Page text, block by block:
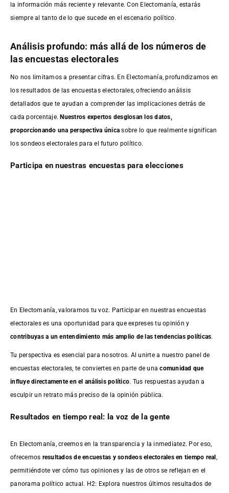
la información más reciente y relevante. Con Electomanía, estarás
siempre al tanto de lo que sucede en el escenario político.
Análisis profundo: más allá de los números de
las encuestas electorales
No nos limitamos a presentar cifras. En Electomanía, profundizamos en
los resultados de las encuestas electorales, ofreciendo análisis
detallados que te ayudan a comprender las implicaciones detrás de
cada porcentaje.Nuestros expertos desglosan los datos,
proporcionando una perspectiva única sobre lo que realmente significan
los sondeos electorales para el futuro político.
Participa en nuestras encuestas para elecciones
En Electomanía, valoramos tu voz. Participar en nuestras encuestas
electorales es una oportunidad para que expreses tu opinión y
contribuyas a un entendimiento más amplio de las tendencias políticas.
Tu perspectiva es esencial para nosotros. Al unirte a nuestro panel de
encuestas electorales, te conviertes en parte de unacomunidad que
influye directamente en el análisis político. Tus respuestas ayudan a
esculpir un retrato más preciso de la opinión pública.
Resultados en tiempo real: la voz de la gente
En Electomanía, creemos en la transparencia y la inmediatez. Por eso,
ofrecemos resultados deencuestas y sondeos electorales en tiempo real
permitiéndote ver cómo tus opiniones y las de otros se reflejan en el
panorama político actual. H2: Explora nuestros últimos resultados de